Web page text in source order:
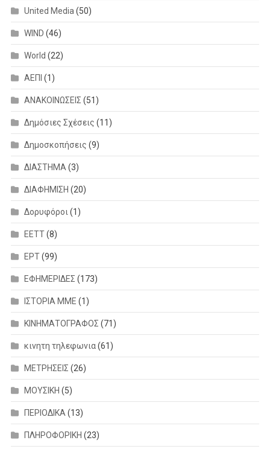
United Media(50)
WIND (46)
World (22)
ΑΕΠΙ (1)
ΑΝΑΚΟΙΝΩΣΕΙΣ (51)
Δημόσιες Σχέσεις (11)
Δημοσκοπήσεις (9)
ΔΙΑΣΤΗΜΑ(3)
ΔΙΑΦΗΜΙΣΗ (20)
Δορυφόροι(1)
ΕΕΤΤ(8)
ΕΡΤ(99)
ΕΦΗΜΕΡΙΔΕΣ (173)
ΙΣΤΟΡΙΑ ΜΜΕ (1)
ΚΙΝΗΜΑΤΟΓΡΑΦΟΣ (71)
κινητη τηλεφωνια(61)
ΜΕΤΡΗΣΕΙΣ (26)
ΜΟΥΣΙΚΗ (5)
ΠΕΡΙΟΔΙΚΑ(13)
ΠΛΗΡΟΦΟΡΙΚΗ (23)